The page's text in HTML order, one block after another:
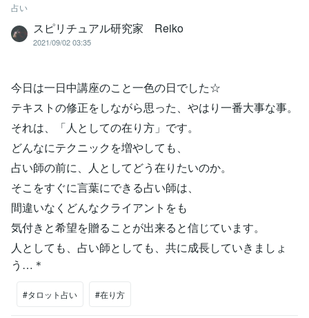
占い
スピリチュアル研究家 Reiko
2021/09/02 03:35
今日は一日中講座のこと一色の日でした☆
テキストの修正をしながら思った、やはり一番大事な事。
それは、「人としての在り方」です。
どんなにテクニックを増やしても、
占い師の前に、人としてどう在りたいのか。
そこをすぐに言葉にできる占い師は、
間違いなくどんなクライアントをも
気付きと希望を贈ることが出来ると信じています。
人としても、占い師としても、共に成長していきましょ
う…＊
#タロット占い #在り方